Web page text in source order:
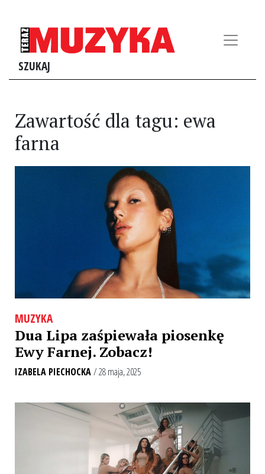
SZUKAJ
Zawartość dla tagu: ewa
farna
MUZYKA
Dua Lipa zaśpiewała piosenkę
Ewy Farnej. Zobacz!
IZABELA PIECHOCKA/ 28 maja, 2025